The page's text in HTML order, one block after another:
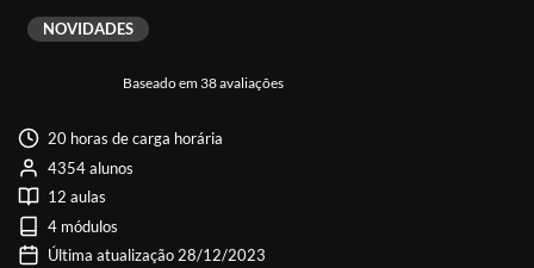
Baseado em 38 avaliações
NOVIDADES
20 horas de carga horária
4354 alunos
12 aulas
4 módulos
Última atualização 28/12/2023